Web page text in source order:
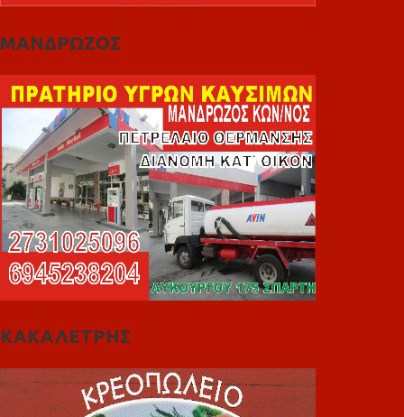
ΜΑΝΔΡΩΖΟΣ
ΚΑΚΑΛΕΤΡΗΣ